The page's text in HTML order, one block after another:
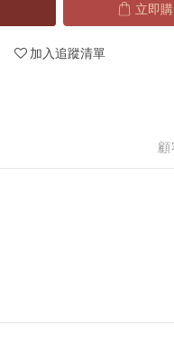
立即
加入追蹤清單